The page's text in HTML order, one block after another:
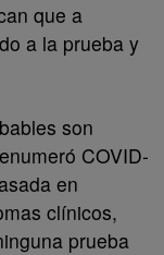
que a
a la prueba y
son
COVID-
en
clínicos,
prueba